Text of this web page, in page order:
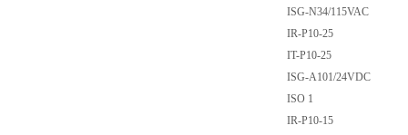
ISG-N34/115VAC
IR-P10-25
IT-P10-25
ISG-A101/24VDC
ISO 1
IR-P10-15